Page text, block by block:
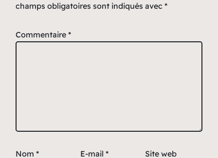
champs obligatoires sont indiqués avec *
Commentaire *
Nom * E-mail * Site web